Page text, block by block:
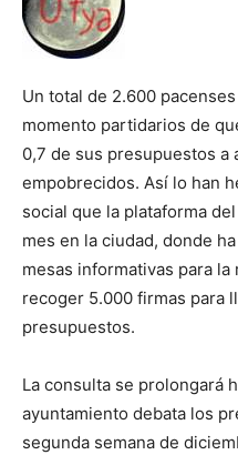
Un total de 2.600
momento partidarios de
0,7 de sus presupuestos a
empobrecidos. Así lo han
social que la plataforma
mes en la ciudad, donde
mesas informativas para
recoger 5.000 firmas para
presupuestos.
La consulta se prolongará
ayuntamiento debata los
segunda semana de